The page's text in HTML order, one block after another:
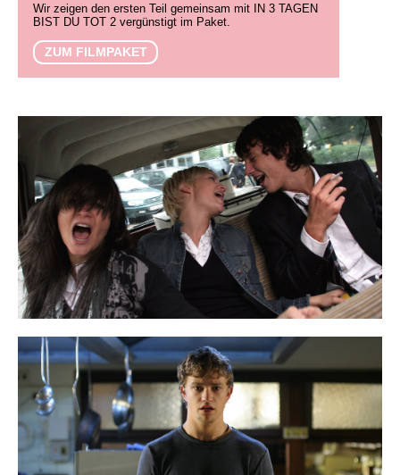
Wir zeigen den ersten Teil gemeinsam mit IN 3 TAGEN
BIST DU TOT 2 vergünstigt im Paket.
ZUM FILMPAKET